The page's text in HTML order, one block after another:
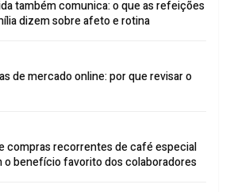
também comunica: o que as refeições
dizem sobre afeto e rotina
de mercado online: por que revisar o
compras recorrentes de café especial
o benefício favorito dos colaboradores